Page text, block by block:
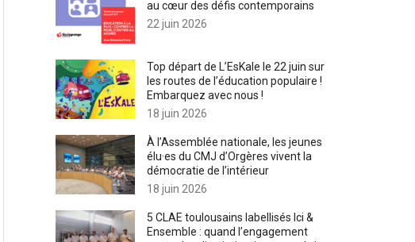
au cœur des défis contemporains
22 juin 2026
Top départ de L’EsKale le 22 juin sur
les routes de l’éducation populaire !
Embarquez avec nous !
18 juin 2026
À l’Assemblée nationale, les jeunes
élu·es du CMJ d’Orgères vivent la
démocratie de l’intérieur
18 juin 2026
5 CLAE toulousains labellisés Ici &
Ensemble : quand l’engagement